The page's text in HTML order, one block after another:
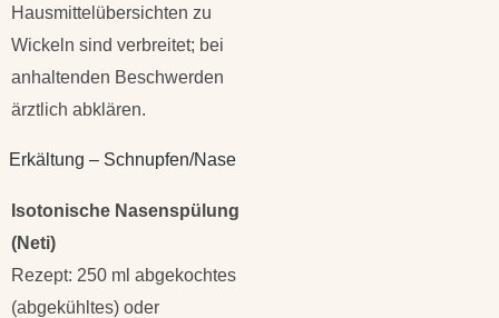
Hausmittelübersichten zu
Wickeln sind verbreitet; bei
anhaltenden Beschwerden
ärztlich abklären.
Erkältung – Schnupfen/Nase
Isotonische Nasenspülung
(Neti)
Rezept: 250 ml abgekochtes
(abgekühltes) oder